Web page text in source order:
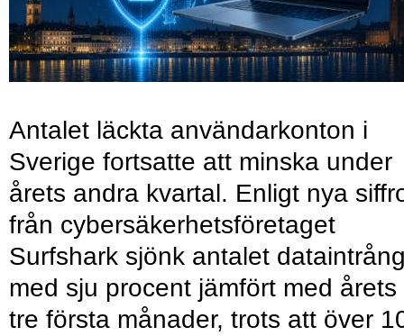
Antalet läckta användarkonton i
Sverige fortsatte att minska under
årets andra kvartal. Enligt nya
från cybersäkerhetsföretaget
Surfshark sjönk antalet
med sju procent jämfört med årets
tre första månader, trots att över